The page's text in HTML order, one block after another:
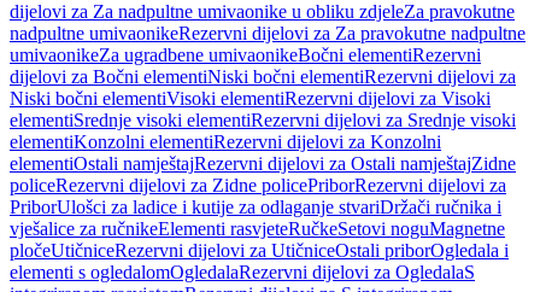
dijelovi za Za nadpultne umivaonike u obliku zdjeleZa pravokutne
nadpultne umivaonikeRezervni dijelovi za Za pravokutne nadpultne
umivaonikeZa ugradbene umivaonikeBočni elementiRezervni
dijelovi za Bočni elementiNiski bočni elementiRezervni dijelovi za
Niski bočni elementiVisoki elementiRezervni dijelovi za Visoki
elementiSrednje visoki elementiRezervni dijelovi za Srednje visoki
elementiKonzolni elementiRezervni dijelovi za Konzolni
elementiOstali namještajRezervni dijelovi za Ostali namještajZidne
policeRezervni dijelovi za Zidne policePriborRezervni dijelovi za
PriborUlošci za ladice i kutije za odlaganje stvariDržači ručnika i
vješalice za ručnikeElementi rasvjeteRučkeSetovi noguMagnetne
pločeUtičniceRezervni dijelovi za UtičniceOstali priborOgledala i
elementi s ogledalomOgledalaRezervni dijelovi za OgledalaS